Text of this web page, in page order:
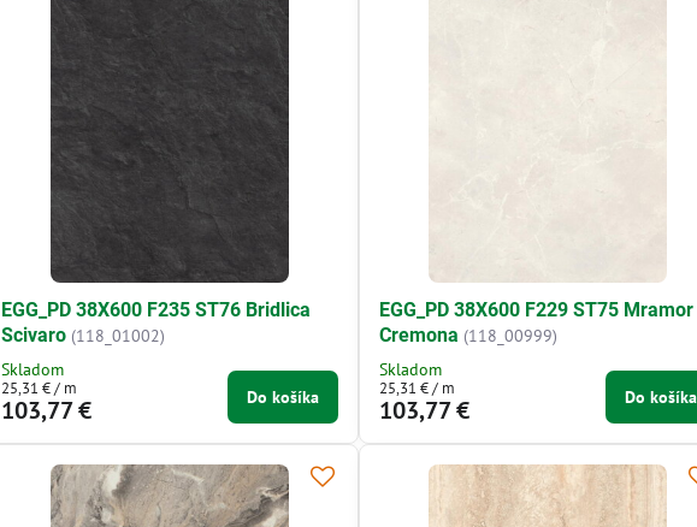
EGG_PD 38X600 F235 ST76 Bridlica
Scivaro (118_01002)
Skladom
103,77 €
25,31 €/ m Do košíka
EGG_PD 38X600 F229 ST75 Mramor
Cremona (118_00999)
Skladom
103,77 €
25,31 €/ m Do košíka